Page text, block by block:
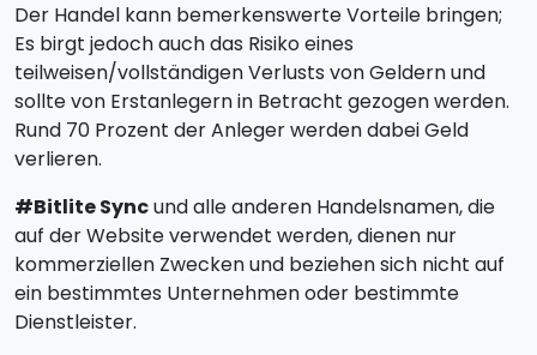
Der Handel kann bemerkenswerte Vorteile bringen;
Es birgt jedoch auch das Risiko eines
teilweisen/vollständigen Verlusts von Geldern und
sollte von Erstanlegern in Betracht gezogen werden.
Rund 70 Prozent der Anleger werden dabei Geld
verlieren.
#Bitlite Syncund alle anderen Handelsnamen, die
auf der Website verwendet werden, dienen nur
kommerziellen Zwecken und beziehen sich nicht auf
ein bestimmtes Unternehmen oder bestimmte
Dienstleister.